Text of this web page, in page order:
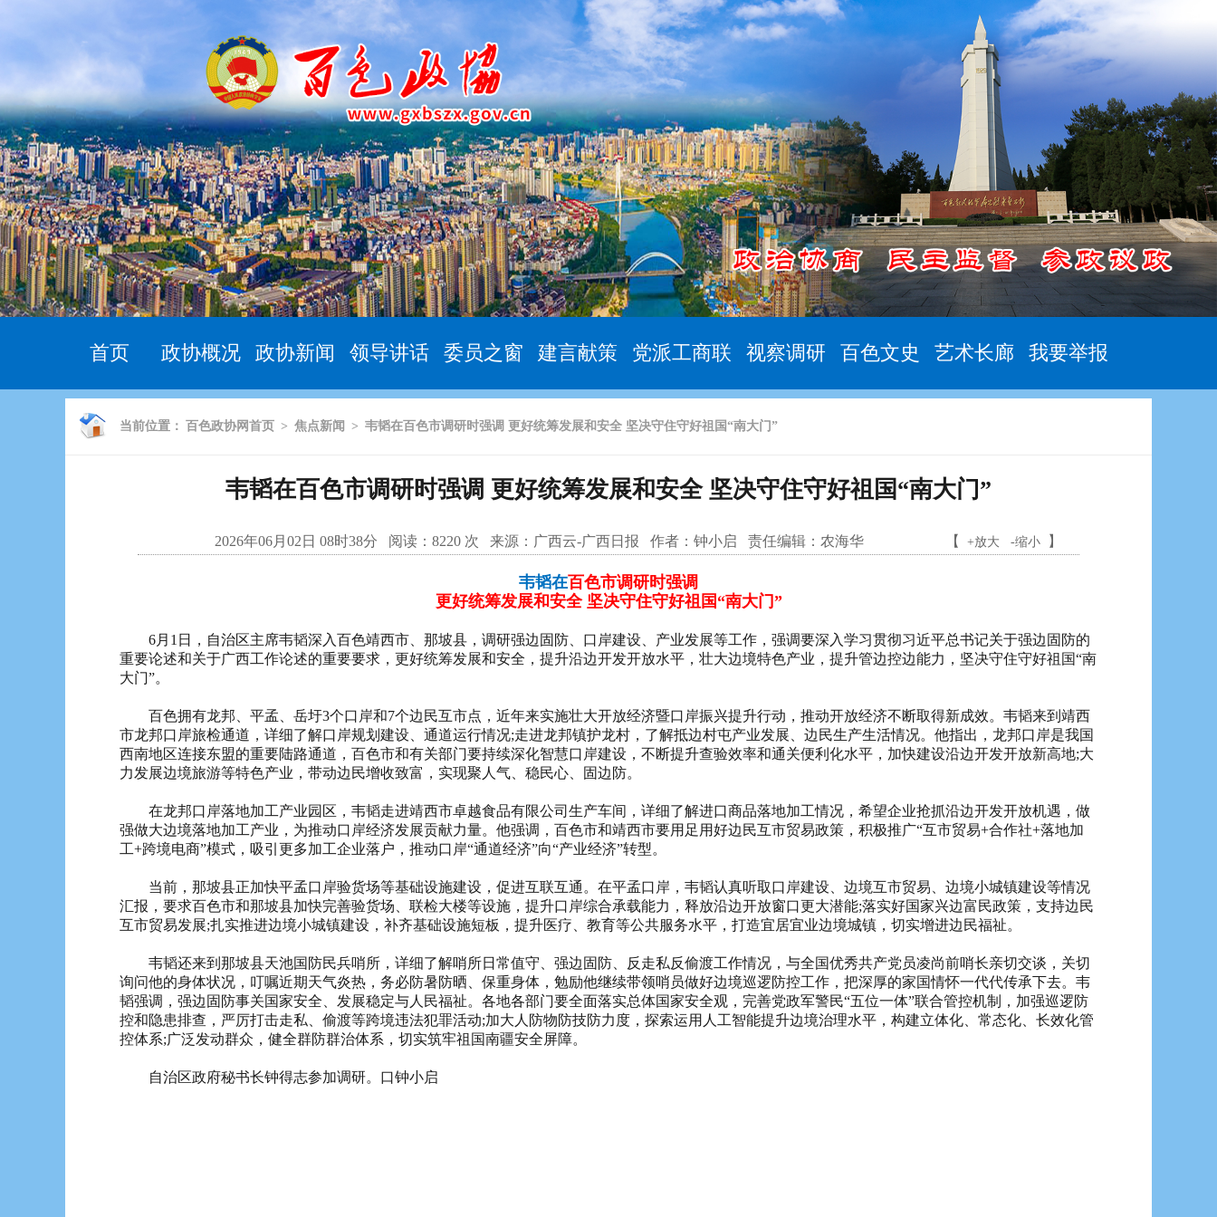
首页 政协概况 政协新闻 领导讲话 委员之窗 建言献策 党派工商联 视察调研 百色文史 艺术长廊 我要举报
当前位置： 百色政协网首页 > 焦点新闻 > 韦韬在百色市调研时强调 更好统筹发展和安全 坚决守住守好祖国“南大门”
韦韬在百色市调研时强调 更好统筹发展和安全 坚决守住守好祖国“南大门”
2026年06月02日 08时38分 阅读： 8220次 来源： 广西云-广西日报 作者： 钟小启 责任编辑： 农海华 【 +放大 -缩小】
韦韬在百色市调研时强调
更好统筹发展和安全 坚决守住守好祖国“南大门”
6月1日，自治区主席韦韬深入百色靖西市、那坡县，调研强边固防、口岸建设、产业发展等工作，强调要深入学习贯彻习近平总书记关于强边固防的
重要论述和关于广西工作论述的重要要求，更好统筹发展和安全，提升沿边开发开放水平，壮大边境特色产业，提升管边控边能力，坚决守住守好祖国“南
大门”。
百色拥有龙邦、平孟、岳圩3个口岸和7个边民互市点，近年来实施壮大开放经济暨口岸振兴提升行动，推动开放经济不断取得新成效。韦韬来到靖西
市龙邦口岸旅检通道，详细了解口岸规划建设、通道运行情况;走进龙邦镇护龙村，了解抵边村屯产业发展、边民生产生活情况。他指出，龙邦口岸是我国
西南地区连接东盟的重要陆路通道，百色市和有关部门要持续深化智慧口岸建设，不断提升查验效率和通关便利化水平，加快建设沿边开发开放新高地;大
力发展边境旅游等特色产业，带动边民增收致富，实现聚人气、稳民心、固边防。
在龙邦口岸落地加工产业园区，韦韬走进靖西市卓越食品有限公司生产车间，详细了解进口商品落地加工情况，希望企业抢抓沿边开发开放机遇，做
强做大边境落地加工产业，为推动口岸经济发展贡献力量。他强调，百色市和靖西市要用足用好边民互市贸易政策，积极推广“互市贸易+合作社+落地加
工+跨境电商”模式，吸引更多加工企业落户，推动口岸“通道经济”向“产业经济”转型。
当前，那坡县正加快平孟口岸验货场等基础设施建设，促进互联互通。在平孟口岸，韦韬认真听取口岸建设、边境互市贸易、边境小城镇建设等情况
汇报，要求百色市和那坡县加快完善验货场、联检大楼等设施，提升口岸综合承载能力，释放沿边开放窗口更大潜能;落实好国家兴边富民政策，支持边民
互市贸易发展;扎实推进边境小城镇建设，补齐基础设施短板，提升医疗、教育等公共服务水平，打造宜居宜业边境城镇，切实增进边民福祉。
韦韬还来到那坡县天池国防民兵哨所，详细了解哨所日常值守、强边固防、反走私反偷渡工作情况，与全国优秀共产党员凌尚前哨长亲切交谈，关切
询问他的身体状况，叮嘱近期天气炎热，务必防暑防晒、保重身体，勉励他继续带领哨员做好边境巡逻防控工作，把深厚的家国情怀一代代传承下去。韦
韬强调，强边固防事关国家安全、发展稳定与人民福祉。各地各部门要全面落实总体国家安全观，完善党政军警民“五位一体”联合管控机制，加强巡逻防
控和隐患排查，严厉打击走私、偷渡等跨境违法犯罪活动;加大人防物防技防力度，探索运用人工智能提升边境治理水平，构建立体化、常态化、长效化管
控体系;广泛发动群众，健全群防群治体系，切实筑牢祖国南疆安全屏障。
自治区政府秘书长钟得志参加调研。口钟小启